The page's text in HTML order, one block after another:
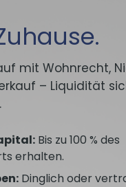
mit Wohnrecht,
– Liquidität
Bis zu 100 % des
erhalten.
Dinglich oder